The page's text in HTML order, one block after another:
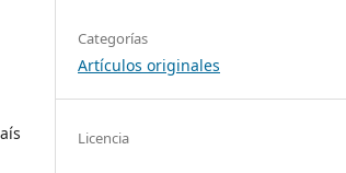
Categorías
Artículos originales
Licencia